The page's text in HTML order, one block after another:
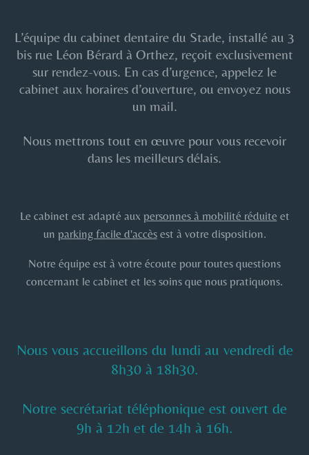
L’équipe du cabinet dentaire du Stade, installé au 3
bis rue Léon Bérard à Orthez, reçoit exclusivement
sur rendez-vous. En cas d’urgence, appelez le
cabinet aux horaires d’ouverture, ou envoyez nous
un mail.
Nous mettrons tout en œuvre pour vous recevoir
dans les meilleurs délais.
Le cabinet est adapté aux personnes à mobilité réduite et
un parking facile d'accèsest à votre disposition.
Notre équipe est à votre écoute pour toutes questions
concernant le cabinet et les soins que nous pratiquons.
Nous vous accueillons du lundi au vendredi de
8h30 à 18h30.
Notre secrétariat téléphonique est ouvert de
9h à 12h et de 14h à 16h.